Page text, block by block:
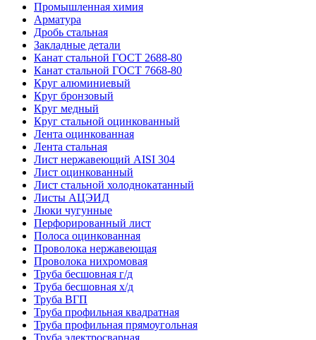
Промышленная химия
Арматура
Дробь стальная
Закладные детали
Канат стальной ГОСТ 2688-80
Канат стальной ГОСТ 7668-80
Круг алюминиевый
Круг бронзовый
Круг медный
Круг стальной оцинкованный
Лента оцинкованная
Лента стальная
Лист нержавеющий AISI 304
Лист оцинкованный
Лист стальной холоднокатанный
Листы АЦЭИД
Люки чугунные
Перфорированный лист
Полоса оцинкованная
Проволока нержавеющая
Проволока нихромовая
Труба бесшовная г/д
Труба бесшовная х/д
Труба ВГП
Труба профильная квадратная
Труба профильная прямоугольная
Труба электросварная